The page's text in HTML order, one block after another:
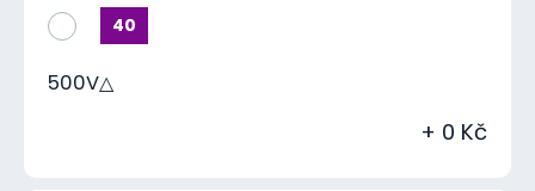
40
500V△
+ 0 Kč